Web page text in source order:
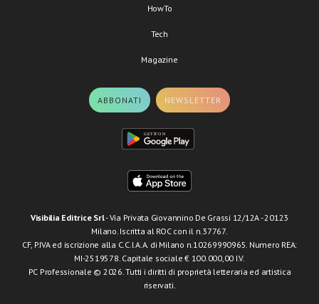
HowTo
Tech
Magazine
ABBONATI NEWSLETTER
Visibilia Editrice Srl- Via Privata Giovannino De Grassi 12/12A - 20123
Milano. Iscritta al ROC con il n.37767.
CF, P.IVA ed iscrizione alla C.C.I.A.A. di Milano n.10269990965. Numero REA:
MI-2519578. Capitale sociale € 100.000,00 I.V.
PC Professionale © 2026. Tutti i diritti di proprietà letteraria ed artistica
riservati.